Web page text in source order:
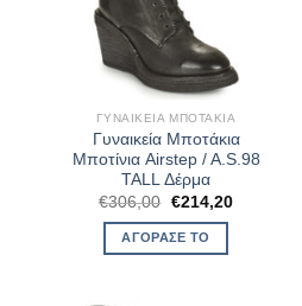
ΓΥΝΑΙΚΕΊΑ ΜΠΟΤΆΚΙΑ
Γυναικεία Μποτάκια
Μποτίνια Airstep / A.S.98
TALL Δέρμα
€306,00 Original
was:
€306,00.
€214,20Η
ΑΓΌΡΑΣΈ ΤΟ